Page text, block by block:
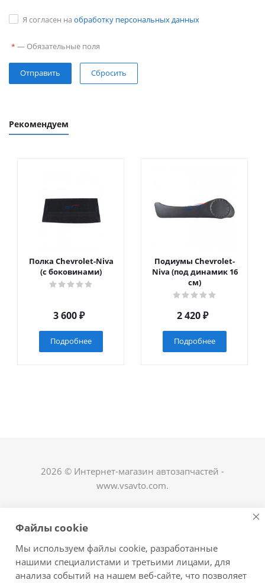
Я согласен на обработку персональных данных
* — Обязательные поля
Сбросить
Рекомендуем
Полка Chevrolet-Niva
(с боковинами)
3 600₽
Подробнее
Подиумы Chevrolet-
Niva (под динамик 16
см)
2 420₽
Подробнее
2026 © Интернет-магазин автозапчастей -
www.vsavto.com.
+7 (8482) 622-122 avtovs@yandex.ru
г. Тольятти, ул. Офицерская 14, ГСК "Пламя", 4
Файлы cookie
Мы используем файлы cookie, разработанные
нашими специалистами и третьими лицами, для
анализа событий на нашем веб-сайте, что позволяет